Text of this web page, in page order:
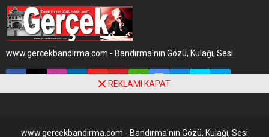
www.gercekbandirma.com - Bandırma'nın Gözü, Kulağı, Sesi.
www.gercekbandirma.com - Bandırma'nın Gözü, Kulağı, Sesi
REKLAMI KAPAT